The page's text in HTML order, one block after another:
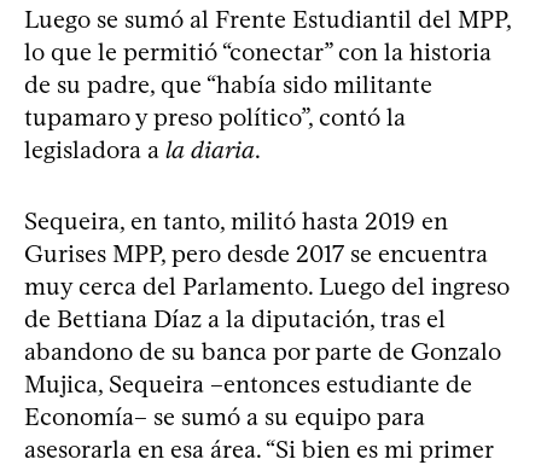
Luego se sumó al Frente Estudiantil del MPP,
lo que le permitió “conectar” con la historia
de su padre, que “había sido militante
tupamaro y preso político”, contó la
legisladora a la diaria.
Sequeira, en tanto, militó hasta 2019 en
Gurises MPP, pero desde 2017 se encuentra
muy cerca del Parlamento. Luego del ingreso
de Bettiana Díaz a la diputación, tras el
abandono de su banca por parte de Gonzalo
Mujica, Sequeira –entonces estudiante de
Economía– se sumó a su equipo para
asesorarla en esa área. “Si bien es mi primer